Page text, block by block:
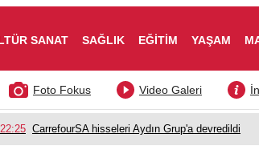
SANAT SAĞLIK EĞİTİM YAŞAM
Video Galeri
Foto Fokus
22:25 CarrefourSA hisseleri Aydın Grup'a devredildi